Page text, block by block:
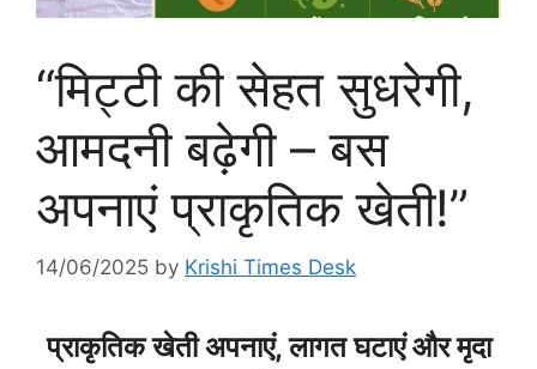
“मिट्टी की सेहत सुधरेगी,
आमदनी बढ़ेगी – बस
अपनाएं प्राकृतिक खेती!”
14/06/2025 by Krishi Times Desk
प्राकृतिक खेती अपनाएं, लागत घटाएं और मृदा